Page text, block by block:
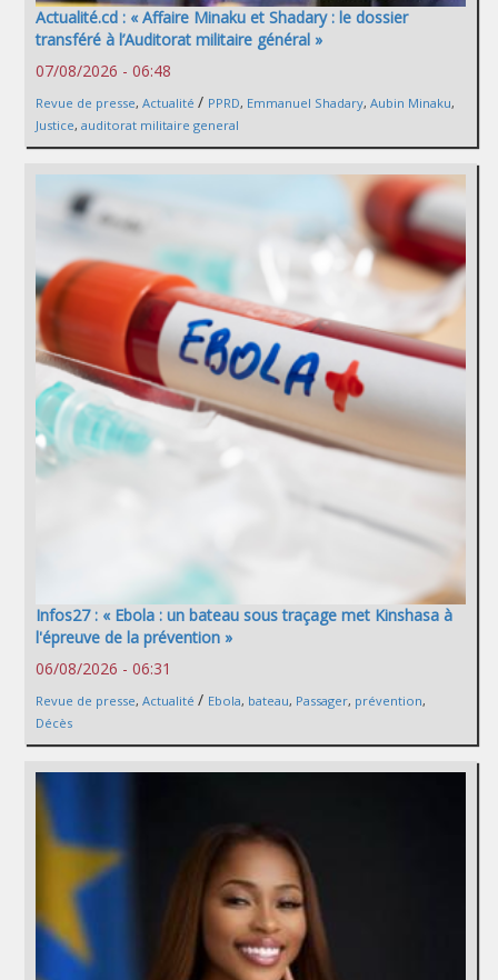
Actualité.cd : « Affaire Minaku et Shadary : le dossier
transféré à l’Auditorat militaire général »
07/08/2026 - 06:48
Revue de presse, Actualité / PPRD, Emmanuel Shadary, Aubin Minaku,
Justice, auditorat militaire general
Infos27 : « Ebola : un bateau sous traçage met Kinshasa à
l'épreuve de la prévention »
06/08/2026 - 06:31
Revue de presse, Actualité / Ebola, bateau, Passager, prévention,
Décès